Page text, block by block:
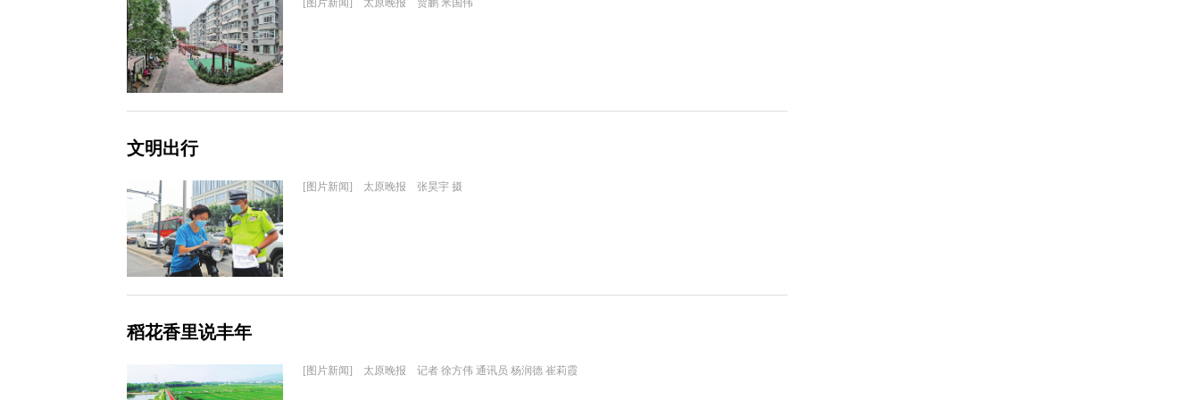
文明出行
[图片新闻] 太原晚报 张昊宇 摄
稻花香里说丰年
[图片新闻] 太原晚报 记者 徐方伟 通讯员 杨润德 崔莉霞